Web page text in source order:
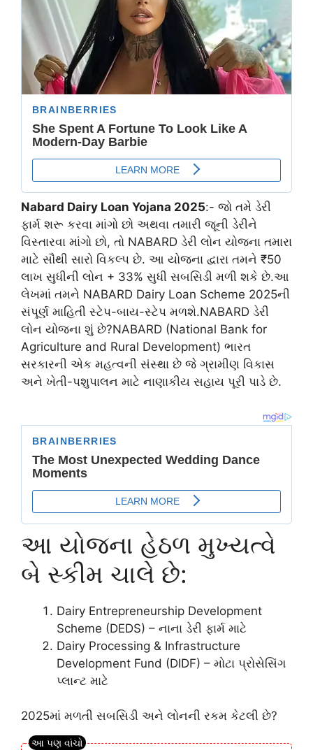
Nabard Dairy Loan Yojana 2025:- જો તમે ડેરી
ફાર્મ શરૂ કરવા માંગો છો અથવા તમારી જૂની ડેરીને
વિસ્તારવા માંગો છો, તો NABARD ડેરી લોન યોજના તમારા
માટે સૌથી સારો વિકલ્પ છે. આ યોજના દ્વારા તમને ₹50
લાખ સુધીની લોન + 33% સુધી સબસિડી મળી શકે છે.આ
લેખમાં તમને NABARD Dairy Loan Scheme 2025ની
સંપૂર્ણ માહિતી સ્ટેપ-બાય-સ્ટેપ મળશે.NABARD ડેરી
લોન યોજના શું છે?NABARD (National Bank for
Agriculture and Rural Development) ભારત
સરકારની એક મહત્વની સંસ્થા છે જે ગ્રામીણ વિકાસ
અને ખેતી-પશુપાલન માટે નાણાકીય સહાય પૂરી પાડે છે.
આ યોજના હેઠળ મુખ્યત્વે
બે સ્કીમ ચાલે છે:
Dairy Entrepreneurship Development
Scheme (DEDS) – નાના ડેરી ફાર્મ માટે
Dairy Processing & Infrastructure
Development Fund (DIDF) – મોટા પ્રોસેસિંગ
પ્લાન્ટ માટે
2025માં મળતી સબસિડી અને લોનની રકમ કેટલી છે?